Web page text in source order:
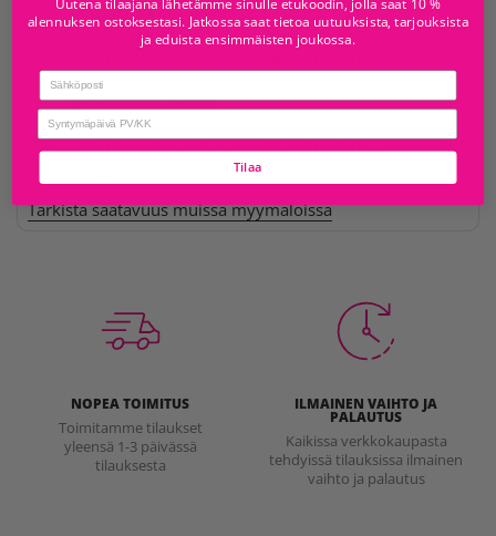
Saatavilla kohteesta
Omena
Myymälän tiedot
Juhlamaailma Sello Tavallisesti valmis 24 tunnissa
Tarkista saatavuus muissa myymälöissä
NOPEA TOIMITUS
Toimitamme tilaukset
yleensä 1-3 päivässä
tilauksesta
ILMAINEN VAIHTO JA
PALAUTUS
Kaikissa verkkokaupasta
tehdyissä tilauksissa ilmainen
vaihto ja palautus
alennuksen ostoksestasi. Jatkossa saat tietoa uutuuksista, tarjouksista
ja eduista ensimmäisten joukossa.
Email
birthday
Tilaa